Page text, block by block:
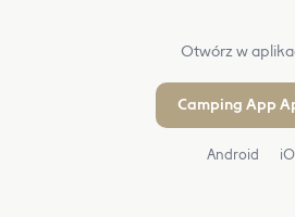
Otwórz w
Camping App
Android